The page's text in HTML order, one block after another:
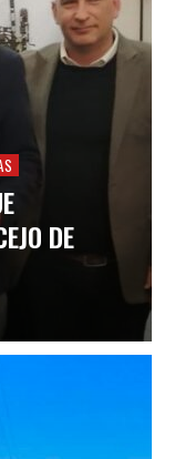
DE